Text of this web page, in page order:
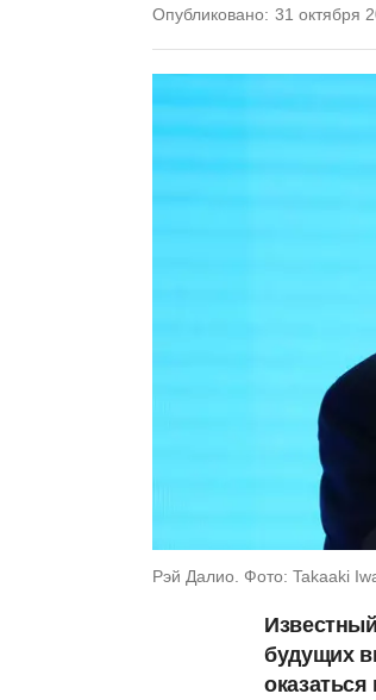
Опубликовано: 31 октября
Рэй Далио. Фото: Takaaki
будущих